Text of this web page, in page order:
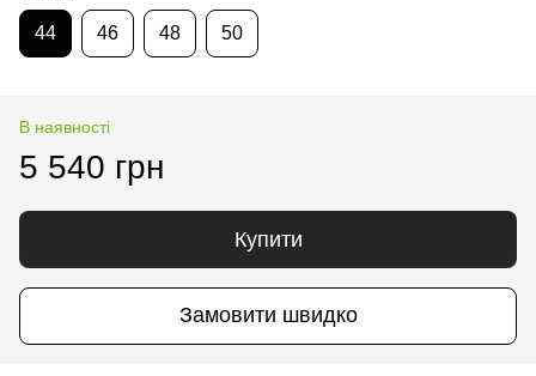
44 46 48 50
В наявності
5 540 грн
Купити
Замовити швидко